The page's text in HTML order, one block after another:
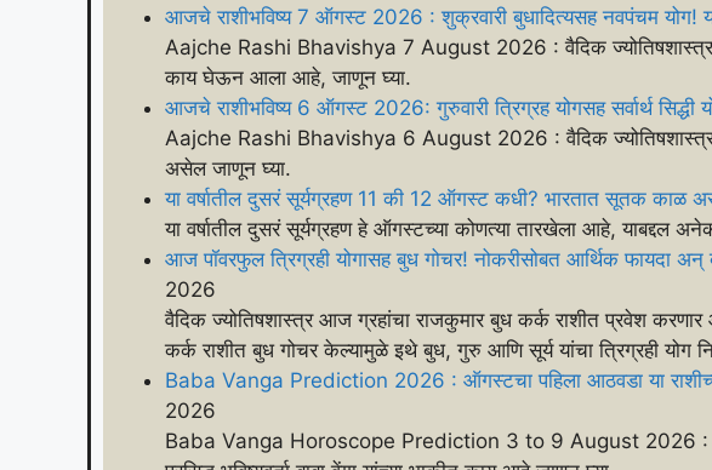
आजचे राशीभविष्य 7 ऑगस्ट 2026 : शुक्रवारी बुधादित्यसह नवपंचम योग! या
Aajche Rashi Bhavishya 7 August 2026 : वैदिक
काय घेऊन आला आहे, जाणून घ्या.
आजचे राशीभविष्य 6 ऑगस्ट 2026: गुरुवारी त्रिग्रह योगसह सर्वार्थ सिद्धी
Aajche Rashi Bhavishya 6 August 2026 : वैदिक
असेल जाणून घ्या.
या वर्षातील दुसरं सूर्यग्रहण 11 की 12 ऑगस्ट कधी? भारतात सूतक काळ
या वर्षातील दुसरं सूर्यग्रहण हे ऑगस्टच्या कोणत्या तारखेला आहे,
आज पॉवरफुल त्रिग्रही योगासह बुध गोचर! नोकरीसोबत आर्थिक फायदा अन्
2026
वैदिक ज्योतिषशास्त्र आज ग्रहांचा राजकुमार बुध कर्क राशीत प्रवेश
कर्क राशीत बुध गोचर केल्यामुळे इथे बुध, गुरु आणि सूर्य यांचा त्रिग्रही योग
Baba Vanga Prediction 2026 : ऑगस्टचा पहिला आठवडा या
2026
Baba Vanga Horoscope Prediction 3 to 9 August 2026 :